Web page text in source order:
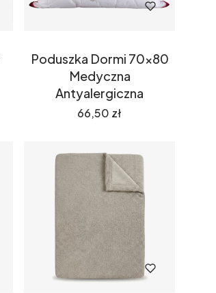
Poduszka Dormi 70x80
Medyczna
Antyalergiczna
Cena
66,50 zł